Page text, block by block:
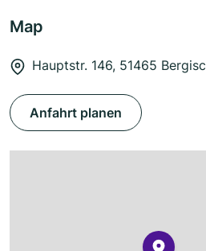
Map
Hauptstr. 146, 51465
Anfahrt planen